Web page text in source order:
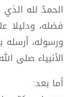
الحمدُ لله
فضله، ودليلا
ورسوله،
الأنبياء صلى
أما بعد: